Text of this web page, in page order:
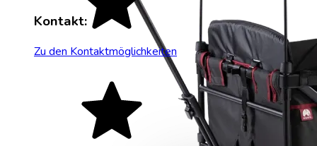
Kontakt:
Zu den Kontaktmöglichkeiten